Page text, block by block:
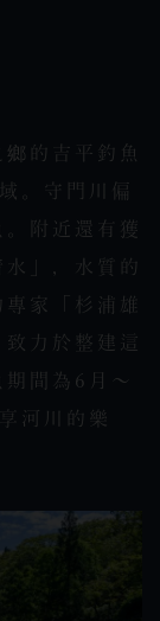
的吉平釣魚
。守門川偏
附近還有獲
」，水質的
家「杉浦雄
致力於整建這
間為6月～
河川的樂